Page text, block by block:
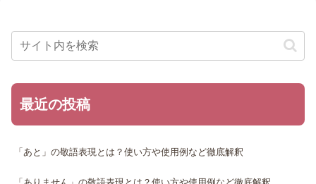
最近の投稿
「あと」の敬語表現とは？使い方や使用例など徹底解釈